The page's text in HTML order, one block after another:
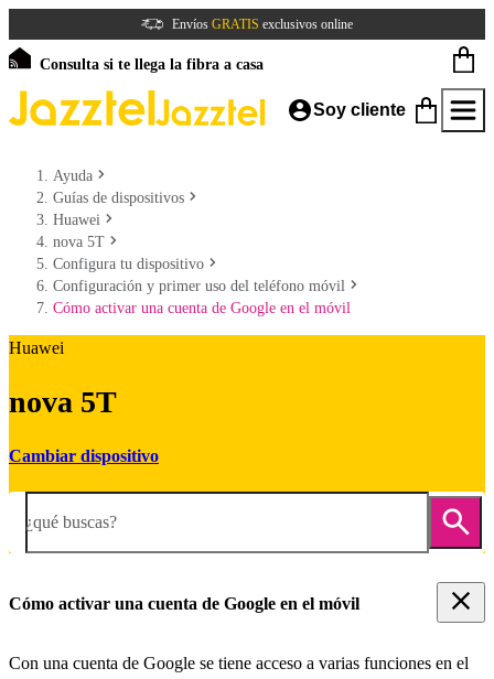
Envíos GRATIS exclusivos online
Consulta si te llega la fibra a casa
Soy cliente
Ayuda
Guías de dispositivos
Huawei
nova 5T
Configura tu dispositivo
Configuración y primer uso del teléfono móvil
Cómo activar una cuenta de Google en el móvil
Huawei
nova 5T
Cambiar dispositivo
¿qué buscas?
Cómo activar una cuenta de Google en el móvil
Con una cuenta de Google se tiene acceso a varias funciones en el